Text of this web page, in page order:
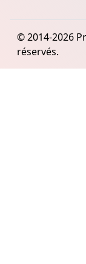
© 2014-2026
réservés.